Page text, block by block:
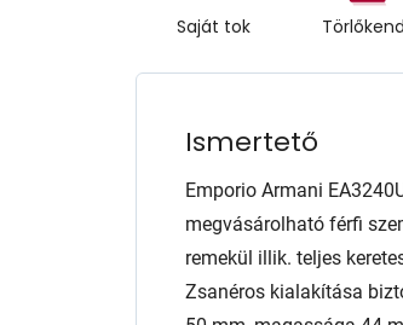
Saját tok
Ismertető
Emporio Armani
megvásárolható férfi
remekül illik. teljes
Zsanéros kialakítása